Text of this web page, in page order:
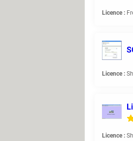
Licence :
Licence :
Licence :